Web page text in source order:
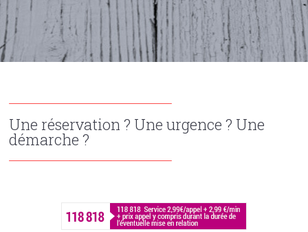
Une réservation ? Une urgence ? Une
démarche ?